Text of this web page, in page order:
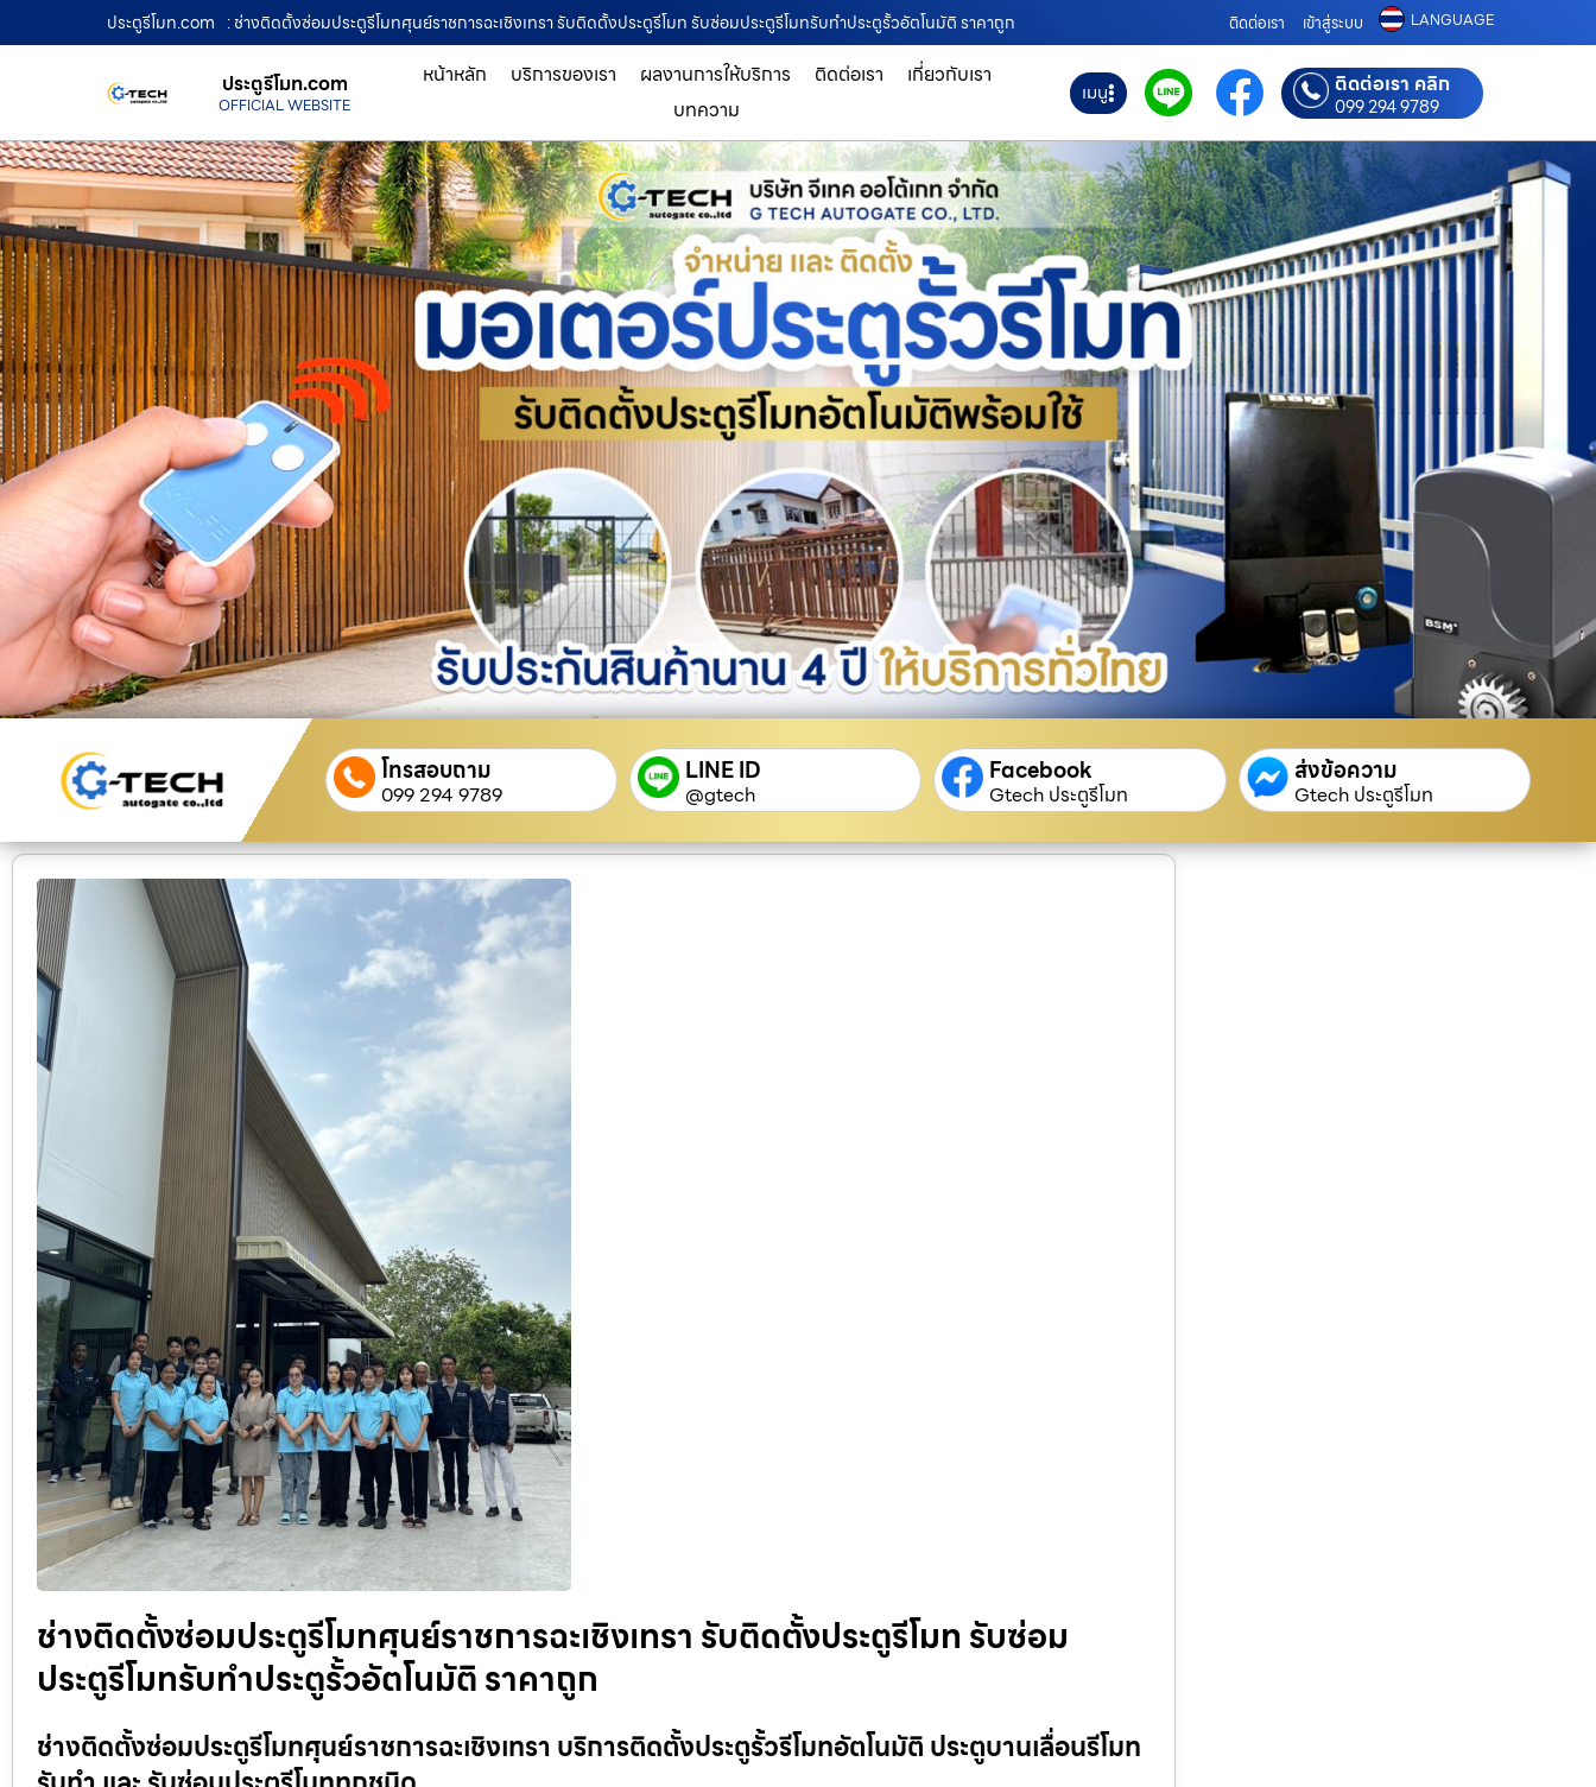
ประตูรีโมท.com : ช่างติดตั้งซ่อมประตูรีโมทศุนย์ราชการฉะเชิงเทรา รับติดตั้งประตูรีโมท รับซ่อมประตูรีโมทรับทำประตูรั้วอัตโนมัติ ราคาถูก ติดต่อเรา เข้าสู่ระบบ LANGUAGE
ประตูรีโมท.com
OFFICIAL WEBSITE
หน้าหลัก บริการของเรา ผลงานการให้บริการ ติดต่อเรา
เกี่ยวกับเรา
บทความ
เมนู ติดต่อเรา คลิก
099 294 9789
โทรสอบถาม
099 294 9789
LINE ID
@gtech
Facebook
Gtech ประตูรีโมท
ส่งข้อความ
Gtech ประตูรีโมท
ช่างติดตั้งซ่อมประตูรีโมทศุนย์ราชการฉะเชิงเทรา รับติดตั้งประตูรีโมท รับซ่อม
ประตูรีโมทรับทำประตูรั้วอัตโนมัติ ราคาถูก
ช่างติดตั้งซ่อมประตูรีโมทศุนย์ราชการฉะเชิงเทรา บริการติดตั้งประตูรั้วรีโมทอัตโนมัติ ประตูบานเลื่อนรีโมท